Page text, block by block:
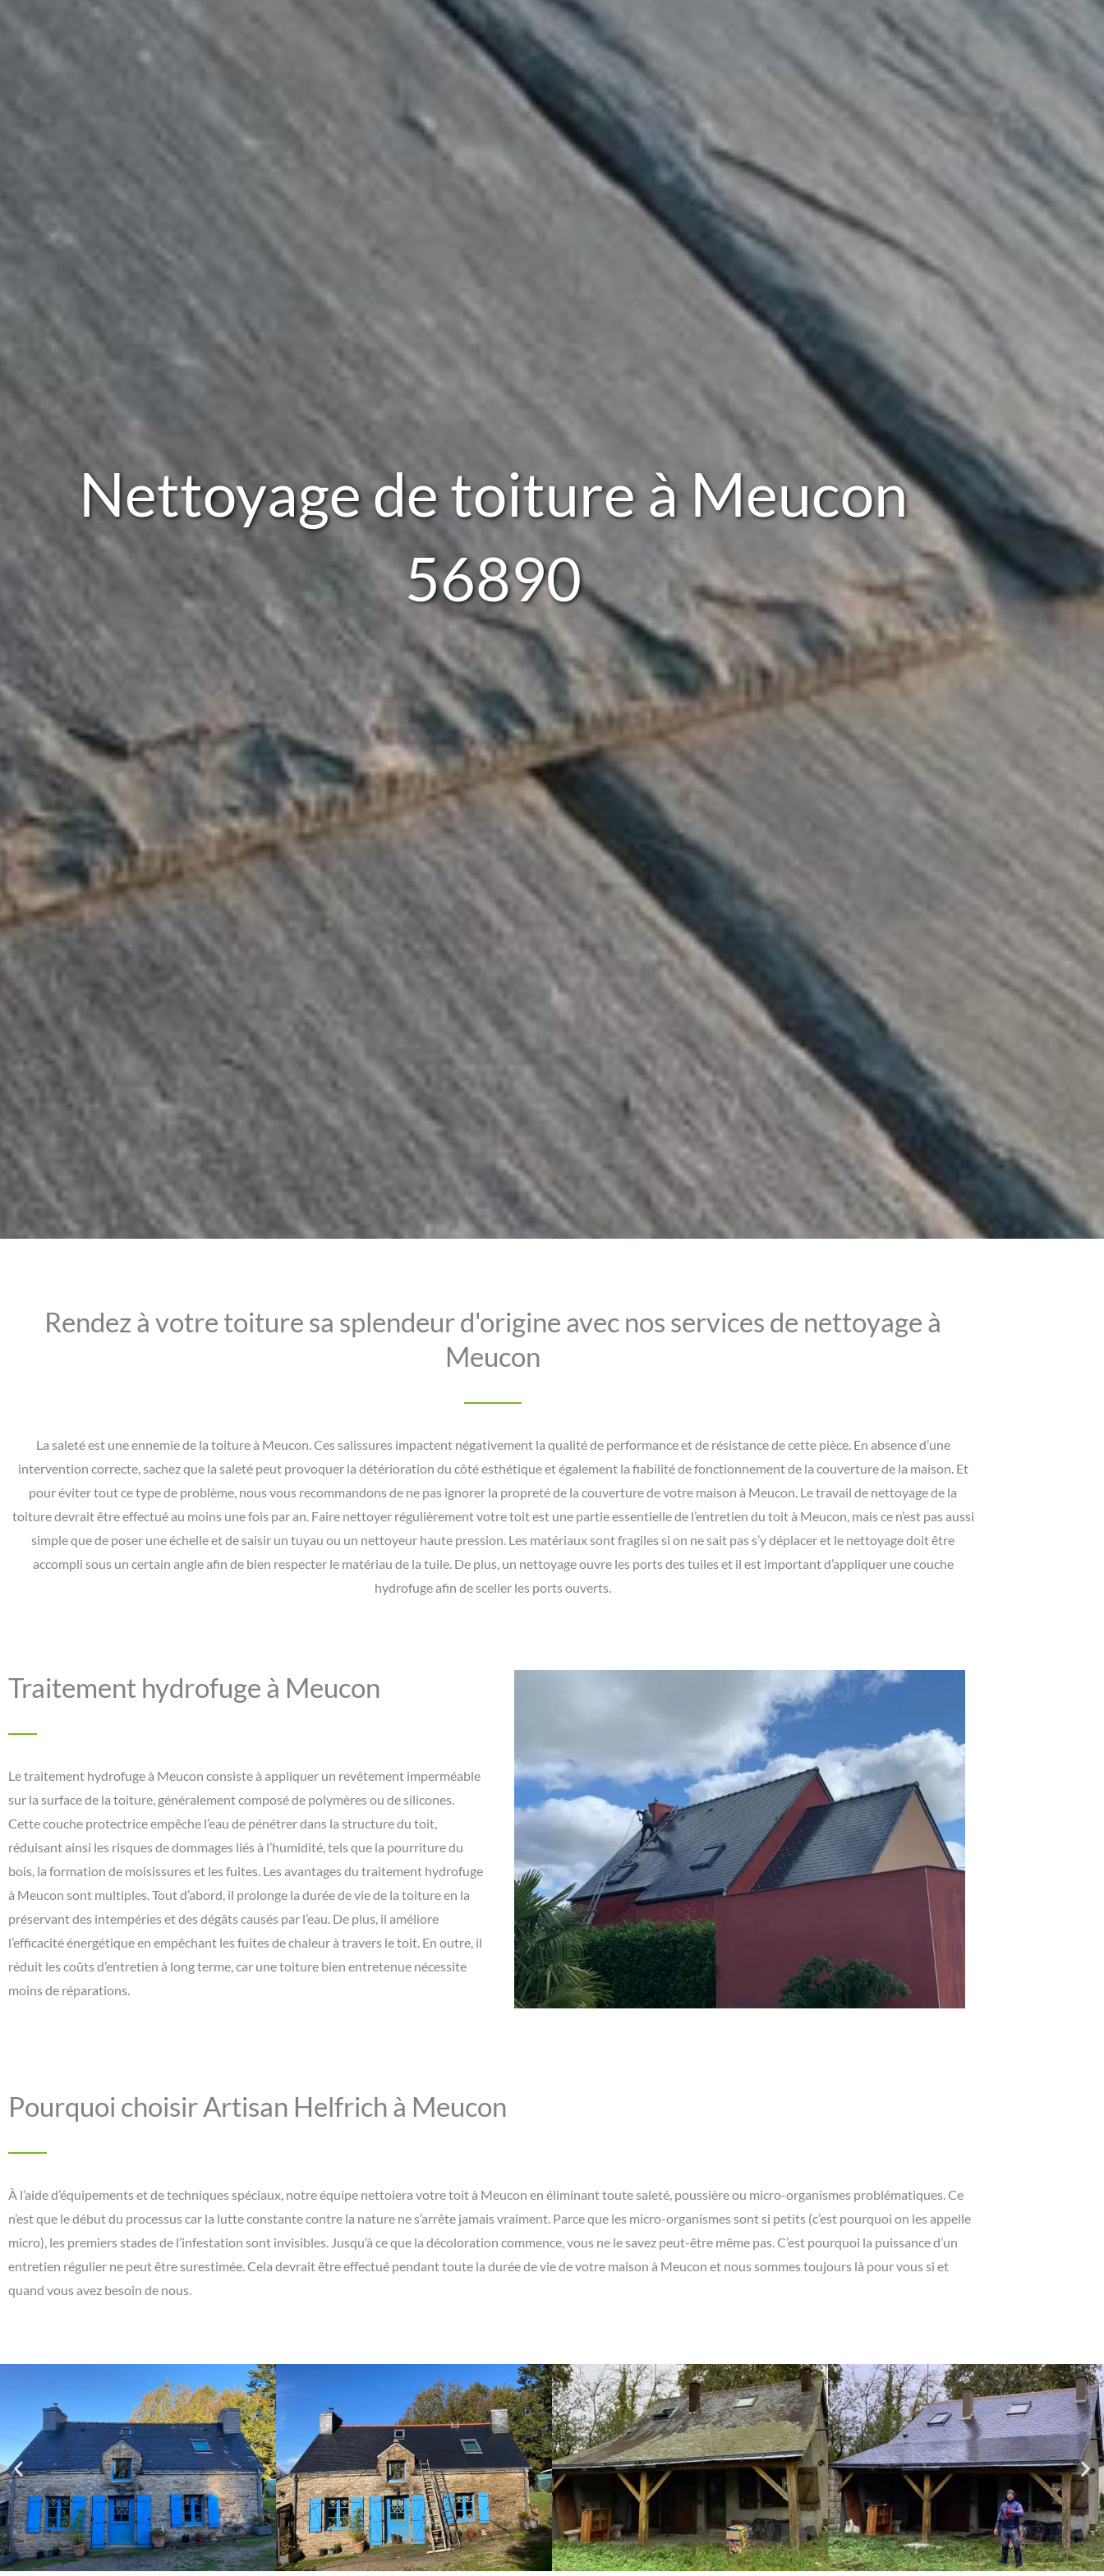
Nettoyage de toiture à Meucon
56890
Rendez à votre toiture sa splendeur d'origine avec nos services de nettoyage à
Meucon
La saleté est une ennemie de la toiture à Meucon. Ces salissures impactent négativement la qualité de performance et de résistance de cette pièce. En absence d’une
intervention correcte, sachez que la saleté peut provoquer la détérioration du côté esthétique et également la fiabilité de fonctionnement de la couverture de la maison. Et
pour éviter tout ce type de problème, nous vous recommandons de ne pas ignorer la propreté de la couverture de votre maison à Meucon. Le travail de nettoyage de la
toiture devrait être effectué au moins une fois par an. Faire nettoyer régulièrement votre toit est une partie essentielle de l’entretien du toit à Meucon, mais ce n’est pas aussi
simple que de poser une échelle et de saisir un tuyau ou un nettoyeur haute pression. Les matériaux sont fragiles si on ne sait pas s’y déplacer et le nettoyage doit être
accompli sous un certain angle afin de bien respecter le matériau de la tuile. De plus, un nettoyage ouvre les ports des tuiles et il est important d’appliquer une couche
hydrofuge afin de sceller les ports ouverts.
Traitement hydrofuge à Meucon
Le traitement hydrofuge à Meucon consiste à appliquer un revêtement imperméable
sur la surface de la toiture, généralement composé de polymères ou de silicones.
Cette couche protectrice empêche l’eau de pénétrer dans la structure du toit,
réduisant ainsi les risques de dommages liés à l’humidité, tels que la pourriture du
bois, la formation de moisissures et les fuites. Les avantages du traitement hydrofuge
à Meucon sont multiples. Tout d’abord, il prolonge la durée de vie de la toiture en la
préservant des intempéries et des dégâts causés par l’eau. De plus, il améliore
l’efficacité énergétique en empêchant les fuites de chaleur à travers le toit. En outre, il
réduit les coûts d’entretien à long terme, car une toiture bien entretenue nécessite
moins de réparations.
Pourquoi choisir Artisan Helfrich à Meucon
À l’aide d’équipements et de techniques spéciaux, notre équipe nettoiera votre toit à Meucon en éliminant toute saleté, poussière ou micro-organismes problématiques. Ce
n’est que le début du processus car la lutte constante contre la nature ne s’arrête jamais vraiment. Parce que les micro-organismes sont si petits (c’est pourquoi on les appelle
micro), les premiers stades de l’infestation sont invisibles. Jusqu’à ce que la décoloration commence, vous ne le savez peut-être même pas. C’est pourquoi la puissance d’un
entretien régulier ne peut être surestimée. Cela devrait être effectué pendant toute la durée de vie de votre maison à Meucon et nous sommes toujours là pour vous si et
quand vous avez besoin de nous.